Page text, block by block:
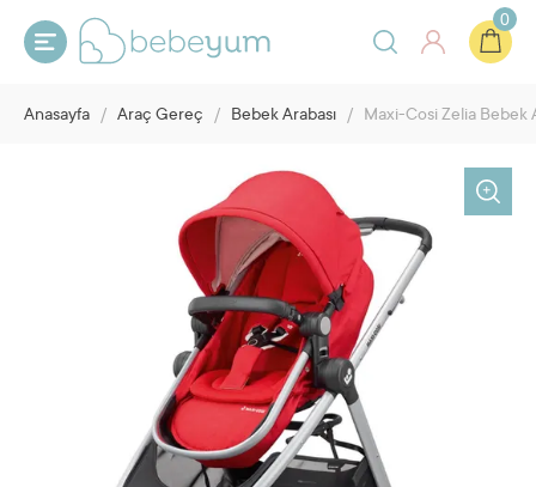
0
Anasayfa / Araç Gereç / Bebek Arabası / Maxi-Cosi Zelia Bebek